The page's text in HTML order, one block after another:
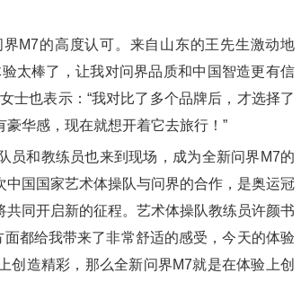
的高度认可。来自山东的王先生激动地
太棒了，让我对问界品质和中国智造更有信
士也表示：“我对比了多个品牌后，才选择了
华感，现在就想开着它去旅行！”
和教练员也来到现场，成为全新问界M7的
国国家艺术体操队与问界的合作，是奥运冠
同开启新的征程。艺术体操队教练员许颜书
都给我带来了非常舒适的感受，今天的体验
创造精彩，那么全新问界M7就是在体验上创